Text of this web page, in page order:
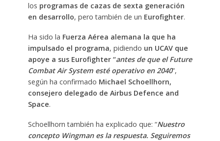
los programas de cazas de sexta generación
en desarrollo, pero también de un Eurofighter.
Ha sido la Fuerza Aérea alemana la que ha
impulsado el programa, pidiendo un UCAV que
apoye a sus Eurofighter “antes de que el Future
Combat Air System esté operativo en 2040”,
según ha confirmado Michael Schoellhorn,
consejero delegado de Airbus Defence and
Space.
Schoellhorn también ha explicado que: “Nuestro
concepto Wingman es la respuesta. Seguiremos